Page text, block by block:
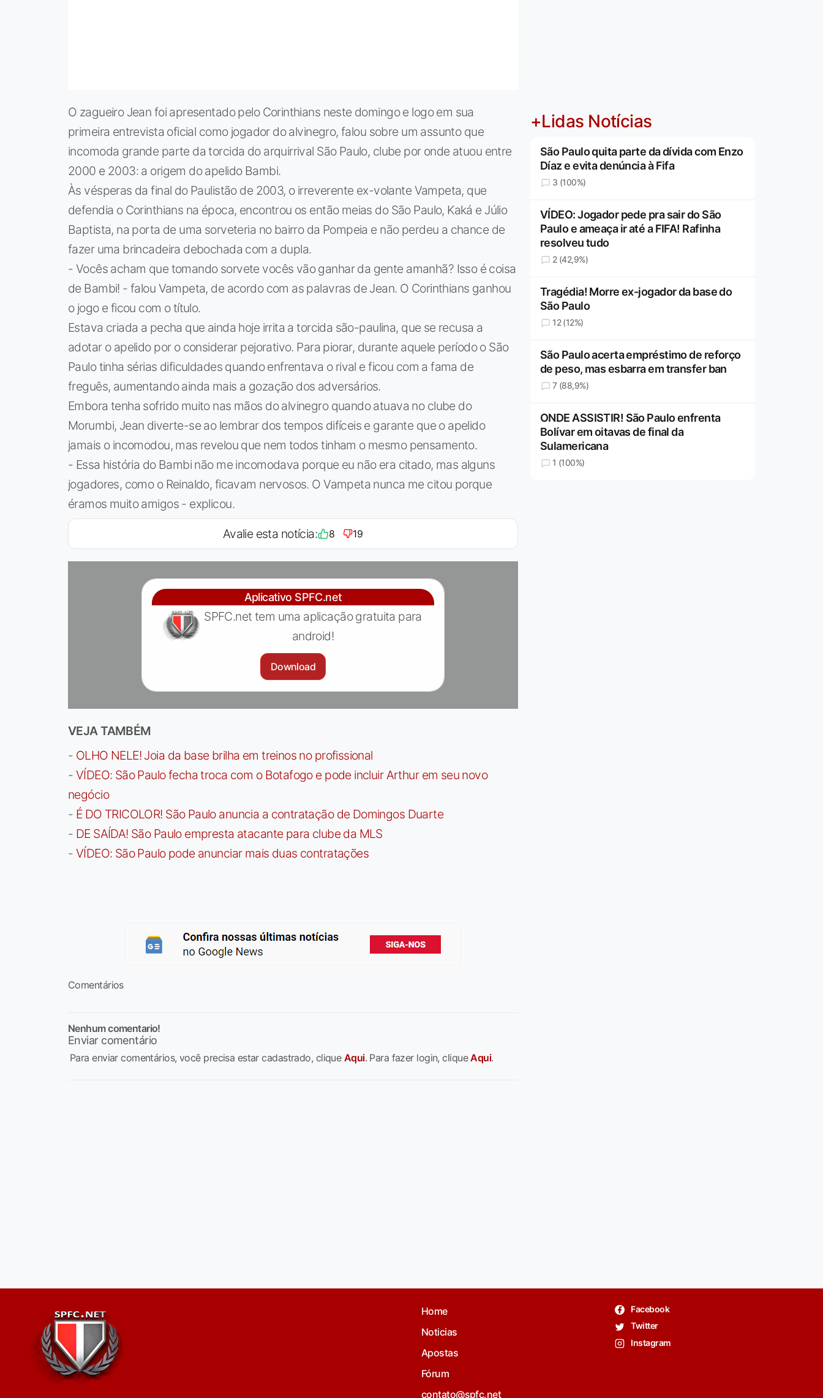
O zagueiro Jean foi apresentado pelo Corinthians neste domingo e logo em sua
primeira entrevista oficial como jogador do alvinegro, falou sobre um assunto que
incomoda grande parte da torcida do arquirrival São Paulo, clube por onde atuou entre
2000 e 2003: a origem do apelido Bambi.
Às vésperas da final do Paulistão de 2003, o irreverente ex-volante Vampeta, que
defendia o Corinthians na época, encontrou os então meias do São Paulo, Kaká e Júlio
Baptista, na porta de uma sorveteria no bairro da Pompeia e não perdeu a chance de
fazer uma brincadeira debochada com a dupla.
- Vocês acham que tomando sorvete vocês vão ganhar da gente amanhã? Isso é coisa
de Bambi! - falou Vampeta, de acordo com as palavras de Jean. O Corinthians ganhou
o jogo e ficou com o título.
Estava criada a pecha que ainda hoje irrita a torcida são-paulina, que se recusa a
adotar o apelido por o considerar pejorativo. Para piorar, durante aquele período o São
Paulo tinha sérias dificuldades quando enfrentava o rival e ficou com a fama de
freguês, aumentando ainda mais a gozação dos adversários.
Embora tenha sofrido muito nas mãos do alvinegro quando atuava no clube do
Morumbi, Jean diverte-se ao lembrar dos tempos difíceis e garante que o apelido
jamais o incomodou, mas revelou que nem todos tinham o mesmo pensamento.
- Essa história do Bambi não me incomodava porque eu não era citado, mas alguns
jogadores, como o Reinaldo, ficavam nervosos. O Vampeta nunca me citou porque
éramos muito amigos - explicou.
Avalie esta notícia: 8 19
Aplicativo SPFC.net
SPFC.net tem uma aplicação gratuita para
android!
Download
VEJA TAMBÉM
- OLHO NELE! Joia da base brilha em treinos no profissional
- VÍDEO: São Paulo fecha troca com o Botafogo e pode incluir Arthur em seu novo
negócio
- É DO TRICOLOR! São Paulo anuncia a contratação de Domingos Duarte
- DE SAÍDA! São Paulo empresta atacante para clube da MLS
- VÍDEO: São Paulo pode anunciar mais duas contratações
Comentários
Nenhum comentario!
Enviar comentário
Para enviar comentários, você precisa estar cadastrado, clique Aqui. Para fazer login, cliqueAqui.
+Lidas Notícias
São Paulo quita parte da dívida com Enzo
Díaz e evita denúncia à Fifa
3 (100%)
VÍDEO: Jogador pede pra sair do São
Paulo e ameaça ir até a FIFA! Rafinha
resolveu tudo
2 (42,9%)
Tragédia! Morre ex-jogador da base do
São Paulo
12 (12%)
São Paulo acerta empréstimo de reforço
de peso, mas esbarra em transfer ban
7 (88,9%)
ONDE ASSISTIR! São Paulo enfrenta
Bolívar em oitavas de final da
Sulamericana
1 (100%)
Home
Noticias
Apostas
Fórum
contato@spfc.net
Facebook
Twitter
Instagram